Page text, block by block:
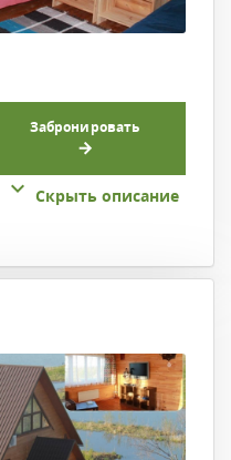
Забронировать
Скрыть описание